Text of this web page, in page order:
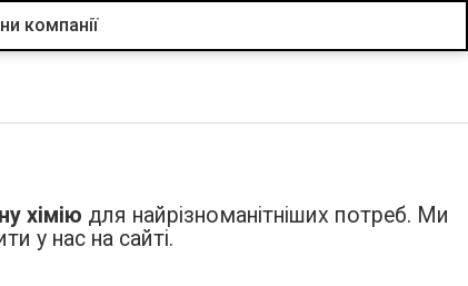
компанії
хімію для найрізноманітніших потреб. Ми
у нас на сайті.